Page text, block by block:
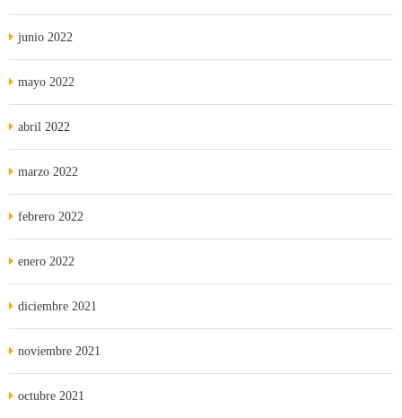
junio 2022
mayo 2022
abril 2022
marzo 2022
febrero 2022
enero 2022
diciembre 2021
noviembre 2021
octubre 2021